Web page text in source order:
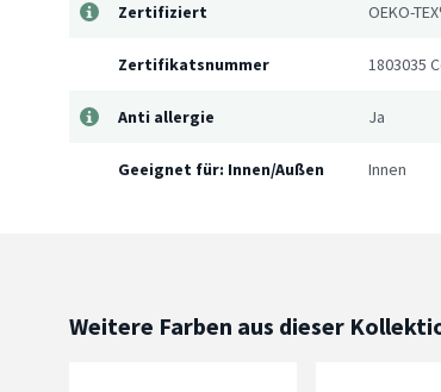
Zertifiziert OEKO-
Zertifikatsnummer 1803035
Anti allergie Ja
Geeignet für: Innen/Außen Innen
Weitere Farben aus dieser